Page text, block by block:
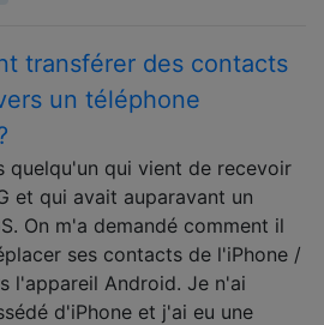
transférer des contacts
un téléphone
quelqu'un qui vient de recevoir
et qui avait auparavant un
On m'a demandé comment il
ses contacts de l'iPhone /
l'appareil Android. Je n'ai
d'iPhone et j'ai eu une